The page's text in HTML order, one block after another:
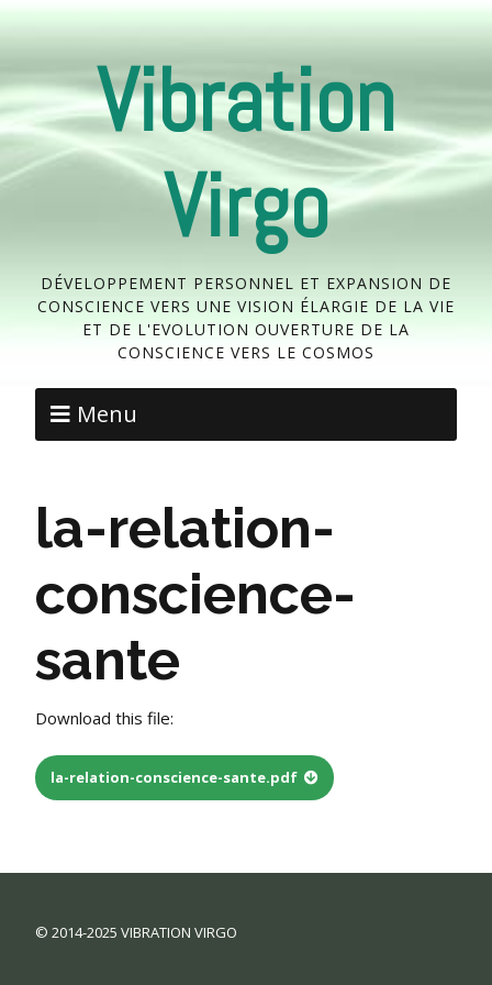
Vibration
Virgo
DÉVELOPPEMENT PERSONNEL ET EXPANSION DE
CONSCIENCE VERS UNE VISION ÉLARGIE DE LA VIE
ET DE L'EVOLUTION OUVERTURE DE LA
CONSCIENCE VERS LE COSMOS
Menu
la-relation-
conscience-
sante
Download this file:
la-relation-conscience-sante.pdf
© 2014-2025 VIBRATION VIRGO